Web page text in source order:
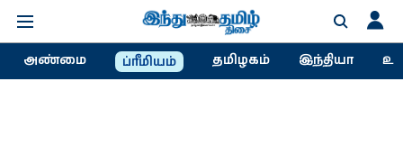
அண்மை ப்ரீமியம் தமிழகம் இந்தியா